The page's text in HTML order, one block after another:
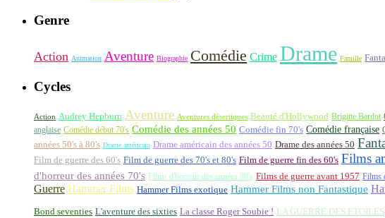
Genre
Action Animation Aventure Biographie Comédie Crime Drame Famille
Cycles
Action Audrey Hepburn Aventure Aventures désertiques Beauté d'Hollywood Brigitte Bardot
anglaise Comédie début 70's Comédie des années 50 Comédie fin 70's Comédie française
années 50's à 80's Drame américain Drame américain des années 50 Drame des années 50
Film de guerre des 60's Film de guerre des 70's et 80's Film de guerre fin des 60's Films
d'horreur des années 70's Films d'horreur des années 80's Films de guerre avant 1957 Films
Guerre Hammer Films Hammer Films exotique Hammer Films non Fantastique
Bond seventies L'aventure des sixties La classe Roger Soubie ! LA GUERRE DES ETOILES